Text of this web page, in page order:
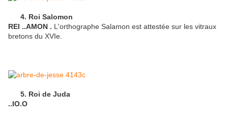
4. Roi Salomon
REI ..AMON . L'orthographe Salamon est attestée sur les vitraux
bretons du XVIe.
5. Roi de Juda
..IO.O